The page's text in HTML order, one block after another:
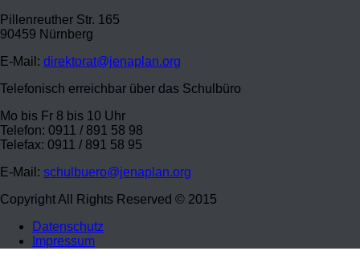
Pillenreuther Str. 165
90459 Nürnberg
E-Mail: direktorat@jenaplan.org
Telefonisch erreichbar über das Schulbüro
Mo bis Fr 8 bis 10 Uhr
Telefon: 0911 / 891 58 98
Telefax: 0911 / 891 58 95
E-Mail: schulbuero@jenaplan.org
Copyright All Rights Reserved © 2015
Datenschutz
Impressum